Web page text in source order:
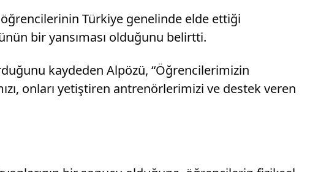
Türkiye genelinde elde ettiği
bir yansıması olduğunu belirtti.
kaydeden Alpözü, “Öğrencilerimizin
onları yetiştiren antrenörlerimizi ve destek veren